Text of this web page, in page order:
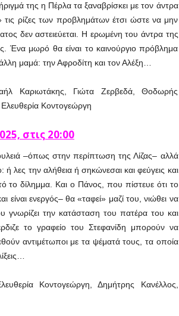
της η Πέρλα τα ξαναβρίσκει με τον άντρα
ρίζες των προβλημάτων έτσι ώστε να μην
δεν αστειεύεται. Η ερωμένη του άντρα της
Ένα μωρό θα είναι το καινούργιο πρόβλημα
μαμά: την Αφροδίτη και τον Αλέξη…
Καριωτάκης, Γιώτα Ζερβεδά, Θοδωρής
Κοντογεώργη
στις 20:00
–όπως στην περίπτωση της Λίζας– αλλά
ή λες την αλήθεια ή σηκώνεσαι και φεύγεις και
το δίλημμα. Και ο Πάνος, που πίστευε ότι το
είναι ενεργός– θα «ταφεί» μαζί του, νιώθει να
γνωρίζει την κατάσταση του πατέρα του και
το γραφείο του Στεφανίδη μπορούν να
αντιμέτωποι με τα ψέματά τους, τα οποία
Κοντογεώργη, Δημήτρης Κανέλλος,